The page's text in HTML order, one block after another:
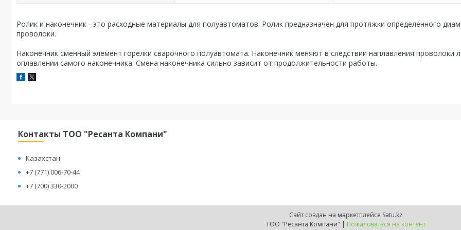
Ролик и наконечник - это расходные материалы для полуавтоматов. Ролик предназначен для протяжки определенного
проволоки.
Наконечник сменный элемент горелки сварочного полуавтомата. Наконечник меняют в следствии наплавления проволоки
оплавлении самого наконечника. Смена наконечника сильно зависит от продолжительности работы.
Контакты ТОО "Ресанта Компани"
Казахстан
+7 (771) 006-70-44
+7 (700) 330-2000
Сайт создан на маркетплейсе Satu.kz
ТОО "Ресанта Компани" | Пожаловаться на контент